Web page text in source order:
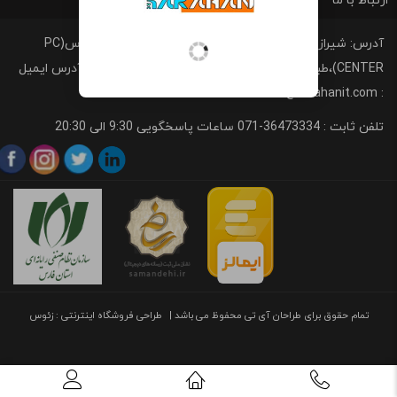
آدرس: شیراز، خیابان ملاصدرا، کوچه2، مجتمع کامپیوتر پارس(PC
CENTER)،طبقه دوم ،واحد 207 ،کد پستی :7193613649 ،آدرس ایمیل
: info@tarahanit.com
تلفن ثابت : 36473334-071 ساعات پاسخگویی 9:30 الی 20:30
تمام حقوق برای طراحان آی تی محفوظ می باشد | طراحی فروشگاه اینترنتی : زئوس